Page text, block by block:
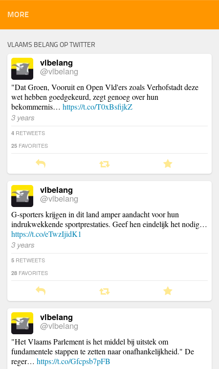
MORE
VLAAMS BELANG OP TWITTER
vlbelang
@vlbelang
"Dat Groen, Vooruit en Open Vld'ers zoals Verhofstadt deze
wet hebben goedgekeurd, zegt genoeg over hun
bekommernis… https://t.co/T0xBsfijkZ
3 years
4 RETWEETS
25 FAVORITES
vlbelang
@vlbelang
G-sporters krijgen in dit land amper aandacht voor hun
indrukwekkende sportprestaties. Geef hen eindelijk het nodig…
https://t.co/eTwzIjidK1
3 years
5 RETWEETS
28 FAVORITES
vlbelang
@vlbelang
"Het Vlaams Parlement is het middel bij uitstek om
fundamentele stappen te zetten naar onafhankelijkheid." De
reger… https://t.co/Gfcpsb7pFB